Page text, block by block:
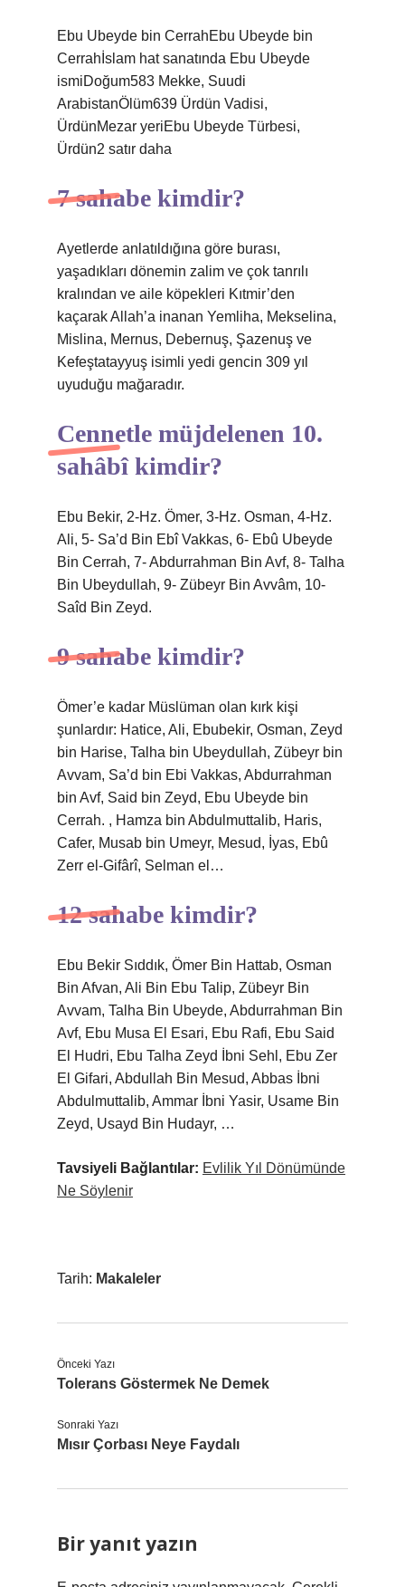
Ebu Ubeyde bin CerrahEbu Ubeyde bin
Cerrahİslam hat sanatında Ebu Ubeyde
ismiDoğum583 Mekke, Suudi
ArabistanÖlüm639 Ürdün Vadisi,
ÜrdünMezar yeriEbu Ubeyde Türbesi,
Ürdün2 satır daha
7 sahabe kimdir?
Ayetlerde anlatıldığına göre burası,
yaşadıkları dönemin zalim ve çok tanrılı
kralından ve aile köpekleri Kıtmir’den
kaçarak Allah’a inanan Yemliha, Mekselina,
Mislina, Mernus, Debernuş, Şazenuş ve
Kefeştatayyuş isimli yedi gencin 309 yıl
uyuduğu mağaradır.
Cennetle müjdelenen 10.
sahâbî kimdir?
Ebu Bekir, 2-Hz. Ömer, 3-Hz. Osman, 4-Hz.
Ali, 5- Sa’d Bin Ebî Vakkas, 6- Ebû Ubeyde
Bin Cerrah, 7- Abdurrahman Bin Avf, 8- Talha
Bin Ubeydullah, 9- Zübeyr Bin Avvâm, 10-
Saîd Bin Zeyd.
9 sahabe kimdir?
Ömer’e kadar Müslüman olan kırk kişi
şunlardır: Hatice, Ali, Ebubekir, Osman, Zeyd
bin Harise, Talha bin Ubeydullah, Zübeyr bin
Avvam, Sa’d bin Ebi Vakkas, Abdurrahman
bin Avf, Said bin Zeyd, Ebu Ubeyde bin
Cerrah. , Hamza bin Abdulmuttalib, Haris,
Cafer, Musab bin Umeyr, Mesud, İyas, Ebû
Zerr el-Gifârî, Selman el…
12 sahabe kimdir?
Ebu Bekir Sıddık, Ömer Bin Hattab, Osman
Bin Afvan, Ali Bin Ebu Talip, Zübeyr Bin
Avvam, Talha Bin Ubeyde, Abdurrahman Bin
Avf, Ebu Musa El Esari, Ebu Rafi, Ebu Said
El Hudri, Ebu Talha Zeyd İbni Sehl, Ebu Zer
El Gifari, Abdullah Bin Mesud, Abbas İbni
Abdulmuttalib, Ammar İbni Yasir, Usame Bin
Zeyd, Usayd Bin Hudayr, …
Tavsiyeli Bağlantılar: Evlilik Yıl Dönümünde
Ne Söylenir
Tarih: Makaleler
Önceki Yazı
Tolerans Göstermek Ne Demek
Sonraki Yazı
Mısır Çorbası Neye Faydalı
Bir yanıt yazın